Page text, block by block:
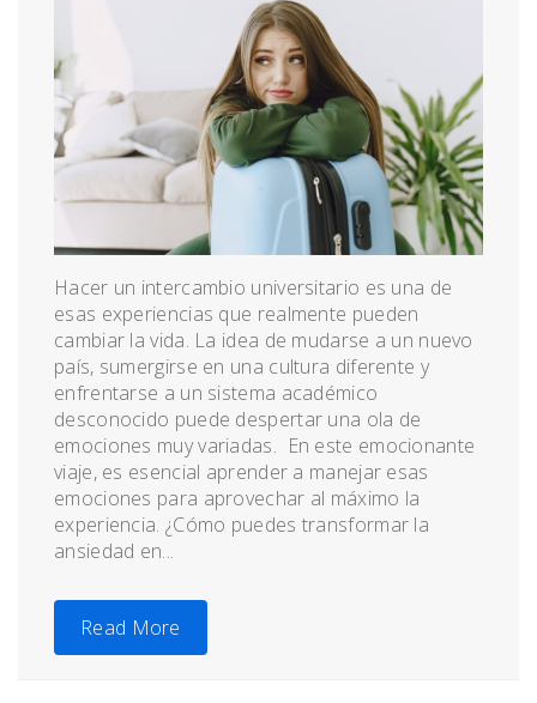
Hacer un intercambio universitario es una de
esas experiencias que realmente pueden
cambiar la vida. La idea de mudarse a un nuevo
país, sumergirse en una cultura diferente y
enfrentarse a un sistema académico
desconocido puede despertar una ola de
emociones muy variadas. En este emocionante
viaje, es esencial aprender a manejar esas
emociones para aprovechar al máximo la
experiencia. ¿Cómo puedes transformar la
ansiedad en...
Read More